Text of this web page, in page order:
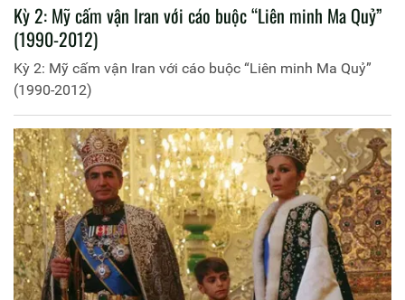
Kỳ 2: Mỹ cấm vận Iran với cáo buộc “Liên minh Ma Quỷ”
(1990-2012)
Kỳ 2: Mỹ cấm vận Iran với cáo buộc “Liên minh Ma Quỷ”
(1990-2012)